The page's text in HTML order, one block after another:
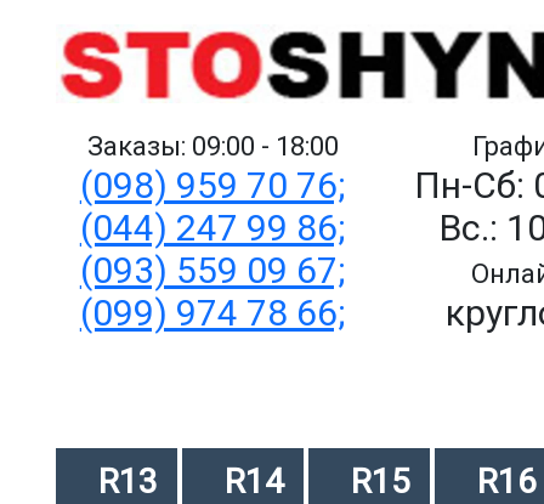
Заказы: 09:00 - 18:00
(098) 959 70 76;
(044) 247 99 86;
(093) 559 09 67;
(099) 974 78 66;
Пн-Сб:
Вс.:
R13 R14 R15
R16